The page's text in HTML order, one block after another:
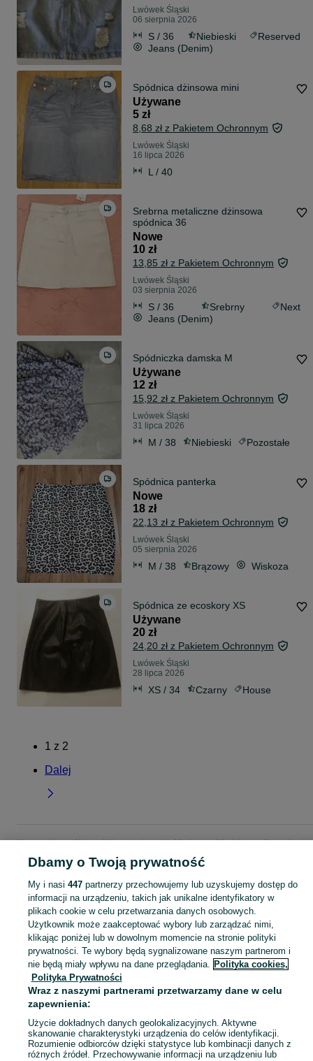
Lwówek Śląski
06 sierpnia 2026
S / 36 Niebieski
Reserved
Jeans (Denim)
Spódnica dżinsowa mini
Używane
5 zł
8,68 zł z Pakietem Ochronnym
Lwówek Śląski
16 lipca 2026
L / 40
Srebrna metaliczne dżinsowa
spódnica 36
Nowe
10 zł
13,85 zł z Pakietem Ochronnym
Lwówek Śląski
03 sierpnia 2026
S / 36 Srebrny
Next
Jeans (Denim)
Spódniczka damska M
Używane
12 zł
15,92 zł z Pakietem Ochronnym
Lwówek Śląski
31 lipca 2026
M / 38 Niebieski Pozostałe
Spódnica panterka
Nowe
18 zł
22,13 zł z Pakietem Ochronnym
Lwówek Śląski
05 sierpnia 2026
M / 38 Brązowy Wiskoza
Spódnica ze ecoskory XS
Używane
20 zł
24,20 zł z Pakietem Ochronnym
Lwówek Śląski
28 lipca 2026
XS / 34 Czarny House
1 z 2
Dalej
Strona główna Moda Ubrania damskie Spódnice
Spódnice - Dolnośląskie
Spódnice - Lwówek Śląski
KATEGORIA
Szeroki wybór spódnic damskich Lwówek Śląski ▶️ midi, maxi, mini, jeansowe i eleganckie ✅ Nowe i używane w atrakcyjnych cenach ✌ Znajdź oferty na OLX.pl! Zobacz
Mapa kategorii
Mapa miejscowości
Mapa ministron
Popularne wyszukiwania
Dbamy o Twoją prywatność
My i nasi 447partnerzy przechowujemy lub uzyskujemy dostęp do
informacji na urządzeniu, takich jak unikalne identyfikatory w
plikach cookie w celu przetwarzania danych osobowych.
Użytkownik może zaakceptować wybory lub zarządzać nimi,
klikając poniżej lub w dowolnym momencie na stronie polityki
prywatności. Te wybory będą sygnalizowane naszym partnerom i
nie będą miały wpływu na dane przeglądania. Polityka cookies,
Polityka Prywatności
Wraz z naszymi partnerami przetwarzamy dane w celu
zapewnienia:
Użycie dokładnych danych geolokalizacyjnych. Aktywne
skanowanie charakterystyki urządzenia do celów identyfikacji.
Rozumienie odbiorców dzięki statystyce lub kombinacji danych z
różnych źródeł. Przechowywanie informacji na urządzeniu lub